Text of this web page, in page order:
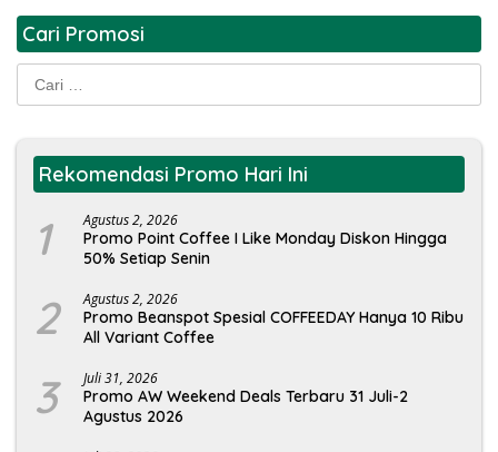
Cari Promosi
Rekomendasi Promo Hari Ini
1 Agustus 2, 2026
Promo Point Coffee I Like Monday Diskon Hingga
50% Setiap Senin
2 Agustus 2, 2026
Promo Beanspot Spesial COFFEEDAY Hanya 10 Ribu
All Variant Coffee
3 Juli 31, 2026
Promo AW Weekend Deals Terbaru 31 Juli-2
Agustus 2026